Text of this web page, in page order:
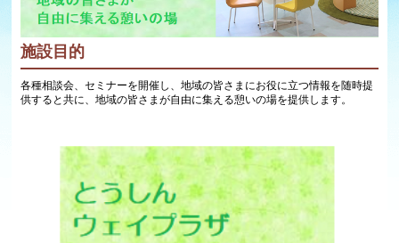
施設目的
各種相談会、セミナーを開催し、地域の皆さまにお役に立つ情報を随時提
供すると共に、地域の皆さまが自由に集える憩いの場を提供します。